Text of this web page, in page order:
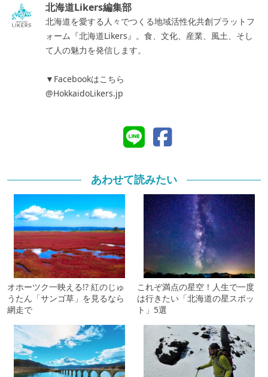
北海道Likers編集部
北海道を愛する人々でつくる地域活性化共創プラットフ
ォーム『北海道Likers』。食、文化、産業、風土、そし
て人の魅力を発信します。
▼Facebookはこちら
@HokkaidoLikers.jp
あわせて読みたい
オホーツク一映える!? 紅のじゅ
うたん「サンゴ草」を見るなら
網走で
これぞ満点の星空！人生で一度
は行きたい「北海道の星スポッ
ト」5選